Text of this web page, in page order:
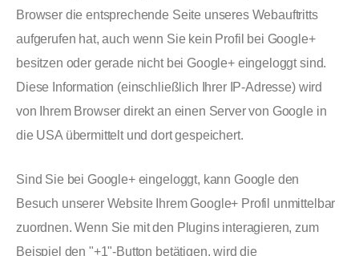
Browser die entsprechende Seite unseres Webauftritts
aufgerufen hat, auch wenn Sie kein Profil bei Google+
besitzen oder gerade nicht bei Google+ eingeloggt sind.
Diese Information (einschließlich Ihrer IP-Adresse) wird
von Ihrem Browser direkt an einen Server von Google in
die USA übermittelt und dort gespeichert.
Sind Sie bei Google+ eingeloggt, kann Google den
Besuch unserer Website Ihrem Google+ Profil unmittelbar
zuordnen. Wenn Sie mit den Plugins interagieren, zum
Beispiel den "+1"-Button betätigen, wird die